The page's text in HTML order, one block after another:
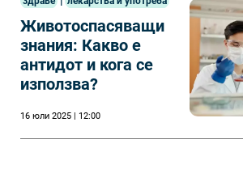
Животоспасяващи
знания: Какво е
антидот и кога се
използва?
16 юли 2025 | 12:00